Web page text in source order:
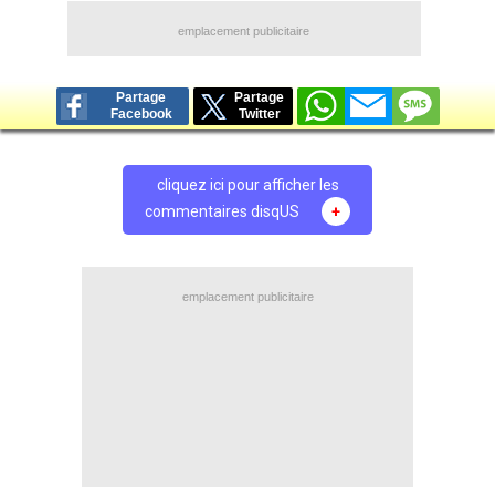
emplacement publicitaire
Partage
Facebook
Partage
Twitter
cliquez ici pour afficher les
commentaires disqUS
+
emplacement publicitaire